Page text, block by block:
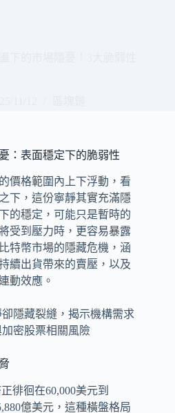
：表面穩定下的脆弱性
價格範圍內上下浮動，看
下，這份寧靜其實充滿隱
的穩定，可能只是暫時的
受到壓力時，更容易暴露
特幣市場的隱藏危機，涵
續出貨帶來的賣壓，以及
動效應。
徘徊在60,000美元到
億美元，這種橫盤格局